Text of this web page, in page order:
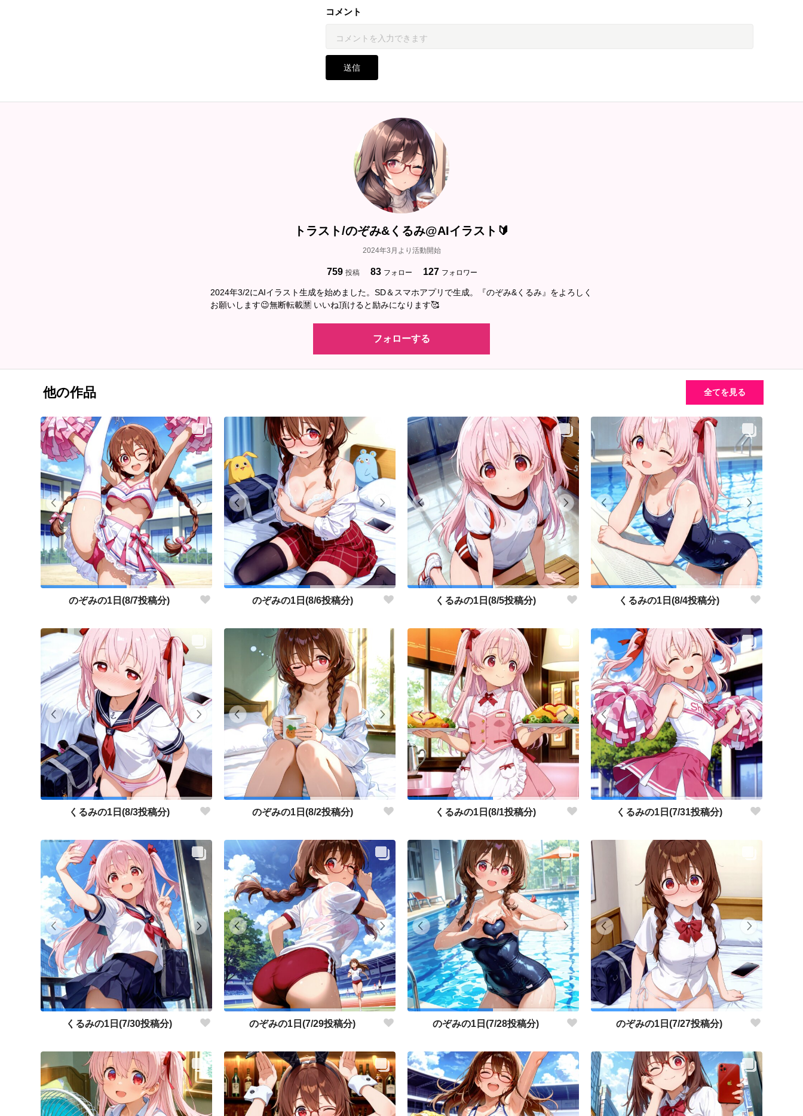
コメント
送信
トラスト/のぞみ&くるみ@AIイラスト🔰
2024年3月より活動開始
759 投稿 83 フォロー 127 フォロワー
2024年3/2にAIイラスト生成を始めました。SD＆スマホアプリで生成。『のぞみ&くるみ』をよろしく
お願いします😉無断転載🈲 いいね頂けると励みになります🥰
フォローする
他の作品 全てを見る
のぞみの1日(8/7投稿分) のぞみの1日(8/6投稿分) くるみの1日(8/5投稿分) くるみの1日(8/4投稿分)
くるみの1日(8/3投稿分) のぞみの1日(8/2投稿分) くるみの1日(8/1投稿分) くるみの1日(7/31投稿分)
くるみの1日(7/30投稿分) のぞみの1日(7/29投稿分) のぞみの1日(7/28投稿分) のぞみの1日(7/27投稿分)